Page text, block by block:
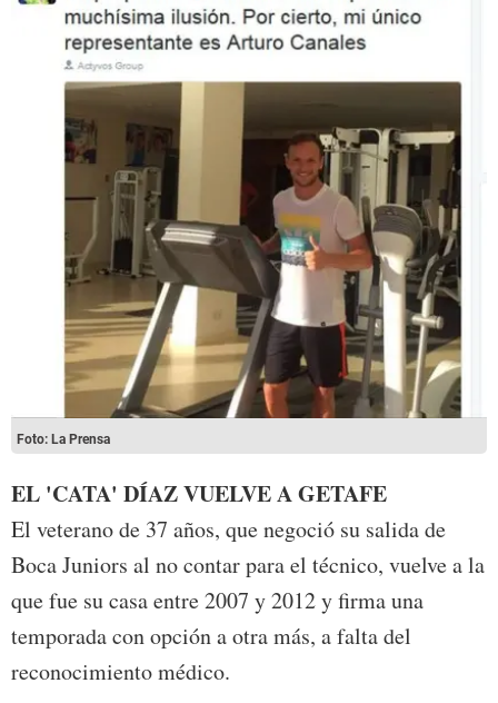
Foto: La Prensa
EL 'CATA' DÍAZ VUELVE A GETAFE
El veterano de 37 años, que negoció su salida de
Boca Juniors al no contar para el técnico, vuelve a la
que fue su casa entre 2007 y 2012 y firma una
temporada con opción a otra más, a falta del
reconocimiento médico.